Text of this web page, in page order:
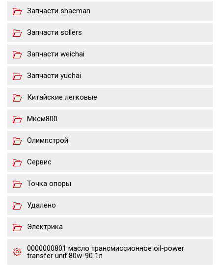
Запчасти shacman
Запчасти sollers
Запчасти weichai
Запчасти yuchai
Китайские легковые
Мксм800
Олимпстрой
Сервис
Точка опоры
Удалено
Электрика
0000000801 масло трансмиссионное oil-power
transfer unit 80w-90 1л